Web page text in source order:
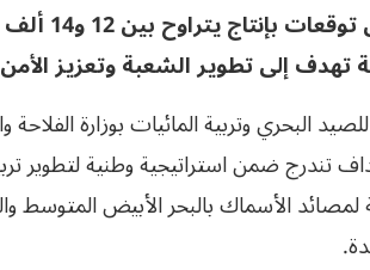
سنة
إلى تطوير الشعبة وتعزيز الأمن
البحري وتربية المائيات بوزارة الفلاحة
تندرج ضمن استراتيجية وطنية لتطوير
لمصائد الأسماك بالبحر الأبيض المتوسط